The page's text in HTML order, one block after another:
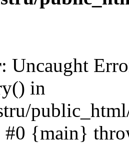
: Uncaught
in
#0 {main}